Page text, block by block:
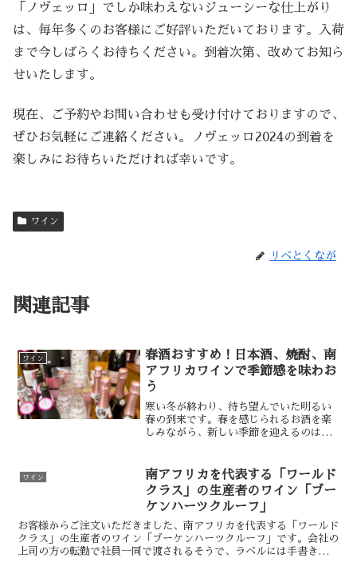
「ノヴェッロ」でしか味わえないジューシーな仕上がり
は、毎年多くのお客様にご好評いただいております。入荷
まで今しばらくお待ちください。到着次第、改めてお知ら
せいたします。
現在、ご予約やお問い合わせも受け付けておりますので、
ぜひお気軽にご連絡ください。ノヴェッロ2024の到着を
楽しみにお待ちいただければ幸いです。
ワイン
リベとくなが
関連記事
ワイン
春酒おすすめ！日本酒、焼酎、南
アフリカワインで季節感を味わお
う
寒い冬が終わり、待ち望んでいた明るい
春の到来です。春を感じられるお酒を楽
しみながら、新しい季節を迎えるのはい
ンをご紹介します。まずは、日本酒か
ら。「喜多屋 特別純米酒」...
ワイン
南アフリカを代表する「ワールド
クラス」の生産者のワイン「ブー
ケンハーツクルーフ」
お客様からご注文いただきました、南アフリカを代表する「ワールド
クラス」の生産者のワイン「ブーケンハーツクルーフ」です。会社の
上司の方の転勤で社員一同で渡されるそうで、ラベルには手書き文字